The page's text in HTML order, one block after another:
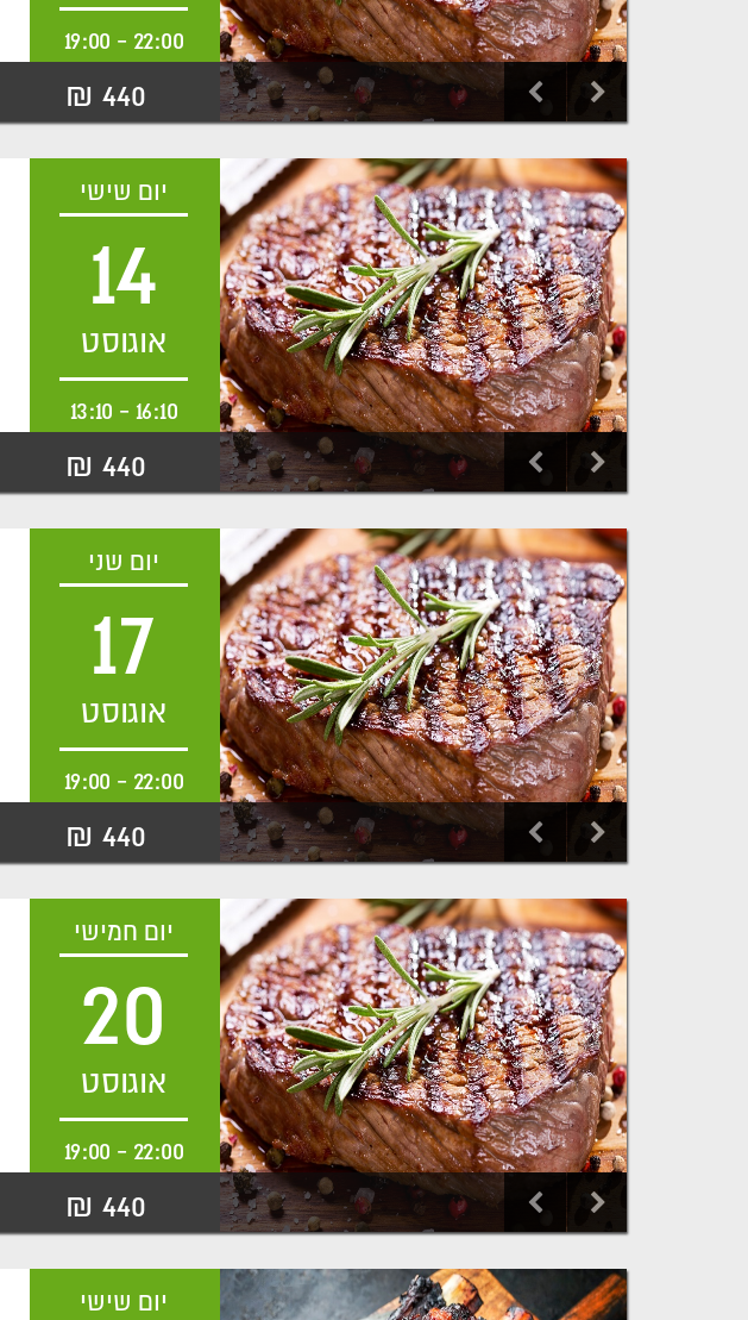
22:00
-
19:00
440 ₪
יום שישי
14
אוגוסט
16:10
-
13:10
440 ₪
יום שני
17
אוגוסט
22:00
-
19:00
440 ₪
יום חמישי
20
אוגוסט
22:00
-
19:00
440 ₪
יום שישי